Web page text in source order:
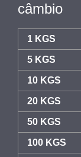
câmbio
1 KGS
5 KGS
10 KGS
20 KGS
50 KGS
100 KGS